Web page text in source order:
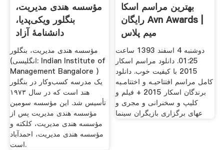
مؤسسه هندی مدیریت،
بنگلور ویکی‌پدیا،
دانشنامهٔ آزاد
مؤسسه هندی مدیریت، بنگلور
(انگلیسی: Indian Institute of
Management Bangalore ‎)
یک مدرسه کسب‌وکار در بنگلور
هند است که در سال ۱۹۷۳
تأسیس شد. این مؤسسه سومین
مؤسسه هندی مدیریت پس از
مؤسسه هندی مدیریت، کلکته و
مؤسسه هندی مدیریت، احمدآباد
است.
بهترین مراسم اسکا
رایگان Avn Awards |
میم پلاس
دوشنبه 4 اسفند 1393 ساعت
01:25. دانلود مراسم اسکار
2015 با کیفیت خوب. دانلود
کامل مراسم افتتاحیـه و اختتامـیه
برندگان اسکار 2015 + فیلم و
کلیپ و سخنرانی و مجری و
عهای برگزاری بازیگران سینما